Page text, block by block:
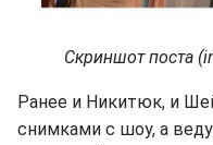
Скриншот поста
Ранее и Никитюк, и
снимками с шоу, а